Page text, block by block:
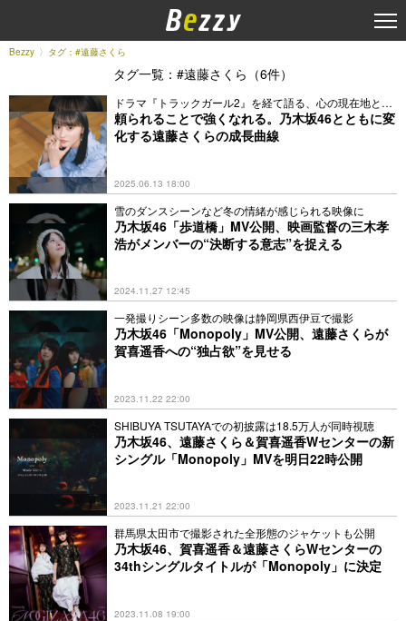
Bezzy タグ：#遠藤さくら
タグ一覧：#遠藤さくら（6件）
ドラマ『トラックガール2』を経て語る、心の現在地と未
来
頼られることで強くなれる。乃木坂46とともに変
化する遠藤さくらの成長曲線
2025.06.13 18:00
雪のダンスシーンなど冬の情緒が感じられる映像に
乃木坂46「歩道橋」MV公開、映画監督の三木孝
浩がメンバーの“決断する意志”を捉える
2024.11.27 12:45
一発撮りシーン多数の映像は静岡県西伊豆で撮影
乃木坂46「Monopoly」MV公開、遠藤さくらが
賀喜遥香への“独占欲”を見せる
2023.11.22 22:00
SHIBUYA TSUTAYAでの初披露は18.5万人が同時視聴
乃木坂46、遠藤さくら＆賀喜遥香Wセンターの新
シングル「Monopoly」MVを明日22時公開
2023.11.21 22:00
群馬県太田市で撮影された全形態のジャケットも公開
乃木坂46、賀喜遥香＆遠藤さくらWセンターの
34thシングルタイトルが「Monopoly」に決定
2023.11.08 19:00